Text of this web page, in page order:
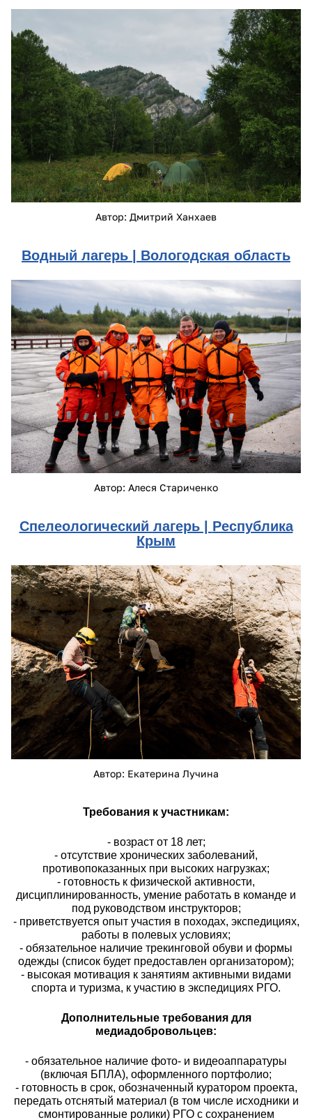
dscf4288.jpg
Автор: Дмитрий Ханхаев
Водный лагерь | Вологодская область
dsc00209.jpg
Автор: Алеся Стариченко
Спелеологический лагерь | Республика
Крым
dsc05277.jpg
Автор: Екатерина Лучина
Требования к участникам:
- возраст от 18 лет;
- отсутствие хронических заболеваний,
противопоказанных при высоких нагрузках;
- готовность к физической активности,
дисциплинированность, умение работать в команде и
под руководством инструкторов;
- приветствуется опыт участия в походах, экспедициях,
работы в полевых условиях;
- обязательное наличие трекинговой обуви и формы
одежды (список будет предоставлен организатором);
- высокая мотивация к занятиям активными видами
спорта и туризма, к участию в экспедициях РГО.
Дополнительные требования для
медиадобровольцев:
- обязательное наличие фото- и видеоаппаратуры
(включая БПЛА), оформленного портфолио;
- готовность в срок, обозначенный куратором проекта,
передать отснятый материал (в том числе исходники и
смонтированные ролики) РГО с сохранением